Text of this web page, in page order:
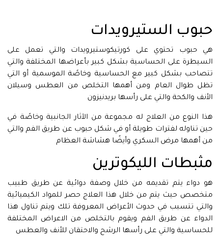
حبوب الستيرويدات
هي حبوب تحتوي على كورتيكوستيرويدات والتي تعمل على
السيطرة على الحساسية بشكل كبير بأعراضها المختلفة والتي
تتصاحب بشكل كبير مع الحساسية وخاصًة الموسمية أو التي
تظل طوال العام ومن أهمها التخلص من العطس وسيلان
الأنف والكحة والتي على رأسها بريدنيزون
هذا النوع من العلاج له مجموعة من الآثار الجانبية وخاصًة في
حين تناوله لفترات طويلة أو في شكل حبوب عن طريق الفم والتي
من أهمها مرض السكري وأيضًا هشاشة العظام
مثبطات الليكوترين
هو دواء يتم تقديمه من خلال وصفة دوائية عن طريق طبيب
متخصص حيث يتم من خلال هذا العلاج حصر للمواد الكيميائية
والتي تتسبب في حدوث الأعراض المعروفة تلك ويتم تناول هذا
الدواء عن طريق الفم ويقوم بالتخلص من الاعراض المختلفة
للحساسية والتي على رأسها الرشح والاحتقان للأنف والعطس